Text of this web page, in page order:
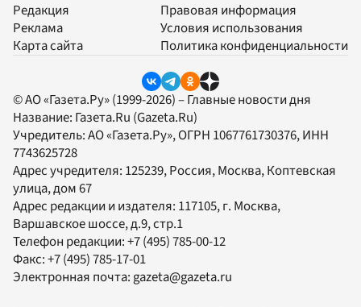
Редакция
Реклама
Карта сайта
Правовая информация
Условия использования
Политика конфиденциальности
© АО «Газета.Ру» (1999-2026) – Главные новости дня
Название: Газета.Ru (Gazeta.Ru)
Учредитель:АО «Газета.Ру», ОГРН 1067761730376, ИНН
7743625728
Адрес учредителя: 125239, Россия, Москва, Коптевская
улица, дом 67
Адрес редакции и издателя: 117105, г. Москва,
Варшавское шоссе, д.9, стр.1
Телефон редакции:+7 (495) 785-00-12
Факс:+7 (495) 785-17-01
Электронная почта: gazeta@gazeta.ru